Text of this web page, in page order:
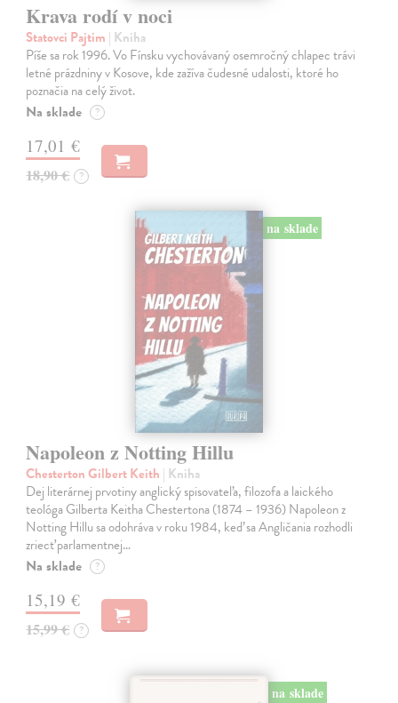
Krava rodí v noci
Statovci Pajtim | Kniha
Píše sa rok 1996. Vo Fínsku vychovávaný osemročný chlapec trávi
letné prázdniny v Kosove, kde zažíva čudesné udalosti, ktoré ho
poznačia na celý život.
Na sklade ?
17,01 €
18,90 € ?
na sklade
Napoleon z Notting Hillu
Chesterton Gilbert Keith | Kniha
Dej literárnej prvotiny anglický spisovateľa, filozofa a laického
teológa Gilberta Keitha Chestertona (1874 – 1936) Napoleon z
Notting Hillu sa odohráva v roku 1984, keď sa Angličania rozhodli
zriecť parlamentnej…
Na sklade ?
15,19 €
15,99 € ?
na sklade